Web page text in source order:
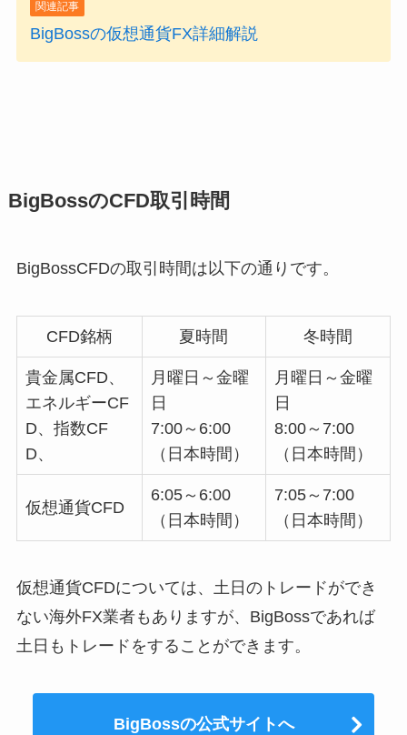
関連記事
BigBossの仮想通貨FX詳細解説
BigBossのCFD取引時間
BigBossCFDの取引時間は以下の通りです。
CFD銘柄 夏時間 冬時間
貴金属CFD、
エネルギーCF
D、指数CF
D、
月曜日～金曜
日
7:00～6:00
（日本時間）
月曜日～金曜
日
8:00～7:00
（日本時間）
仮想通貨CFD
6:05～6:00
（日本時間）
7:05～7:00
（日本時間）
仮想通貨CFDについては、土日のトレードができ
ない海外FX業者もありますが、BigBossであれば
土日もトレードをすることができます。
BigBossの公式サイトへ